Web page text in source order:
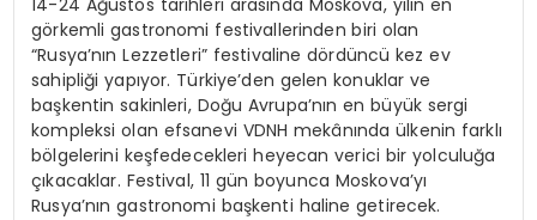
14-24 Ağustos tarihleri arasında Moskova, yılın en
görkemli gastronomi festivallerinden biri olan
“Rusya’nın Lezzetleri” festivaline dördüncü kez ev
sahipliği yapıyor. Türkiye’den gelen konuklar ve
başkentin sakinleri, Doğu Avrupa’nın en büyük sergi
kompleksi olan efsanevi VDNH mekânında ülkenin farklı
bölgelerini keşfedecekleri heyecan verici bir yolculuğa
çıkacaklar. Festival, 11 gün boyunca Moskova’yı
Rusya’nın gastronomi başkenti haline getirecek.